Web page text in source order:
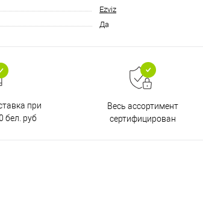
Ezviz
Да
при
бел. руб
Весь ассортимент
сертифицирован